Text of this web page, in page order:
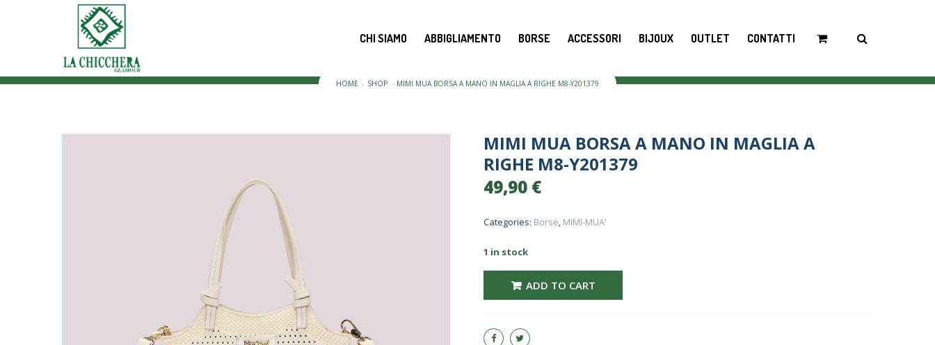
CHI SIAMO ABBIGLIAMENTO BORSE ACCESSORI BIJOUX OUTLET CONTATTI
HOME SHOP MIMI MUA BORSA A MANO IN MAGLIA A RIGHE M8-Y201379
MIMI MUA BORSA A MANO IN MAGLIA A
RIGHE M8-Y201379
49,90 €
Categories: Borse, MIMI-MUA'
1 in stock
ADD TO CART